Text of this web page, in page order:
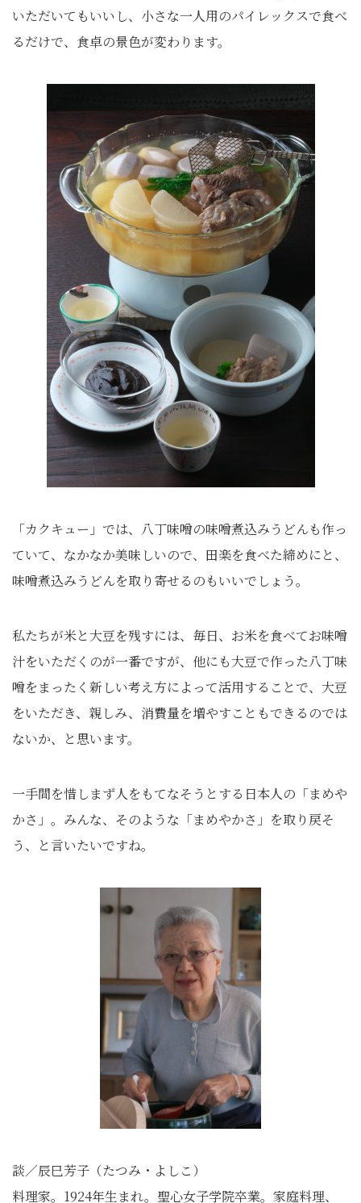
いただいてもいいし、小さな一人用のパイレックスで食べ
るだけで、食卓の景色が変わります。
「カクキュー」では、八丁味噌の味噌煮込みうどんも作っ
ていて、なかなか美味しいので、田楽を食べた締めにと、
味噌煮込みうどんを取り寄せるのもいいでしょう。
私たちが米と大豆を残すには、毎日、お米を食べてお味噌
汁をいただくのが一番ですが、他にも大豆で作った八丁味
噌をまったく新しい考え方によって活用することで、大豆
をいただき、親しみ、消費量を増やすこともできるのでは
ないか、と思います。
一手間を惜しまず人をもてなそうとする日本人の「まめや
かさ」。みんな、そのような「まめやかさ」を取り戻そ
う、と言いたいですね。
談／辰巳芳子（たつみ・よしこ）
料理家。1924年生まれ。聖心女子学院卒業。家庭料理、